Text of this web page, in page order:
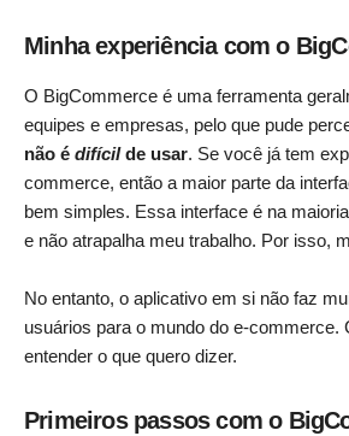
Minha experiência com o
O BigCommerce é uma ferramenta
equipes e empresas, pelo que pude
não é difícilde usar. Se você já tem
commerce, então a maior parte da
bem simples. Essa interface é na
e não atrapalha meu trabalho. Por isso,
No entanto, o aplicativo em si não faz
usuários para o mundo do e-commerce.
entender o que quero dizer.
Primeiros passos com o